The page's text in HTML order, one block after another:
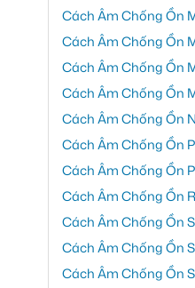
Cách Âm Chống Ồn
Cách Âm Chống Ồn
Cách Âm Chống Ồn
Cách Âm Chống Ồn
Cách Âm Chống Ồn
Cách Âm Chống Ồn
Cách Âm Chống Ồn
Cách Âm Chống Ồn
Cách Âm Chống Ồn
Cách Âm Chống Ồn
Cách Âm Chống Ồn